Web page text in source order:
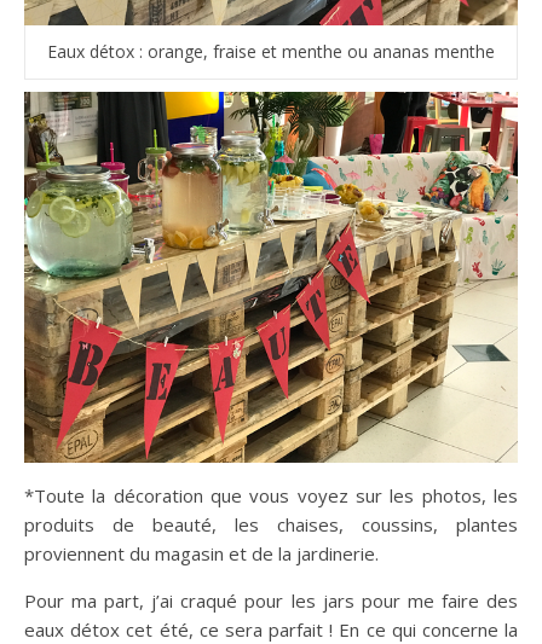
Eaux détox : orange, fraise et menthe ou ananas menthe
*Toute la décoration que vous voyez sur les photos, les
produits de beauté, les chaises, coussins, plantes
proviennent du magasin et de la jardinerie.
Pour ma part, j’ai craqué pour les jars pour me faire des
eaux détox cet été, ce sera parfait ! En ce qui concerne la